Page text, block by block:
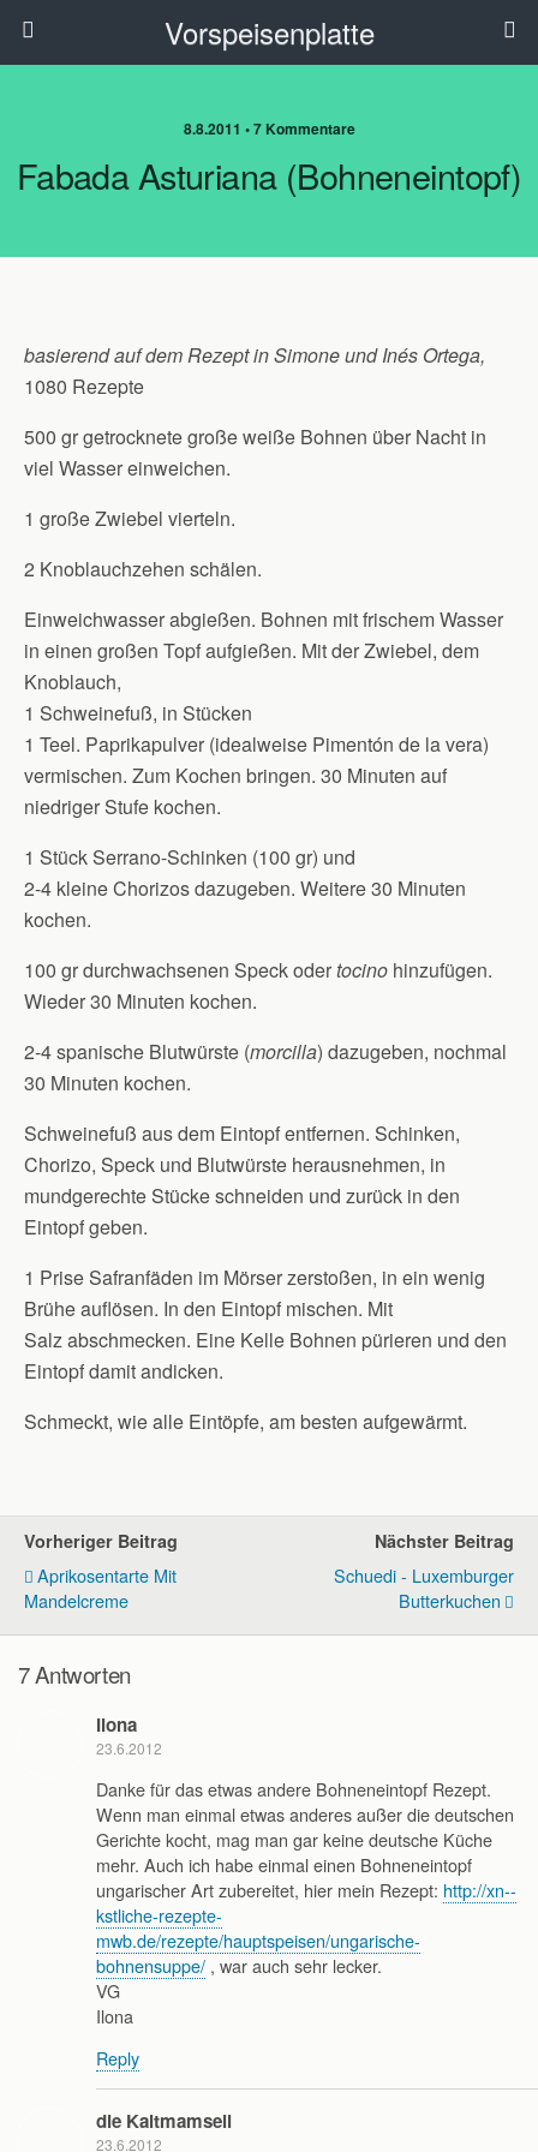
Vorspeisenplatte
8.8.2011 • 7 Kommentare
Fabada Asturiana (Bohneneintopf)
basierend auf dem Rezept in Simone und Inés Ortega,
1080 Rezepte
500 gr getrocknete große weiße Bohnen über Nacht in
viel Wasser einweichen.
1 große Zwiebel vierteln.
2 Knoblauchzehen schälen.
Einweichwasser abgießen. Bohnen mit frischem Wasser
in einen großen Topf aufgießen. Mit der Zwiebel, dem
Knoblauch,
1 Schweinefuß, in Stücken
1 Teel. Paprikapulver (idealweise Pimentón de la vera)
vermischen. Zum Kochen bringen. 30 Minuten auf
niedriger Stufe kochen.
1 Stück Serrano-Schinken (100 gr) und
2-4 kleine Chorizos dazugeben. Weitere 30 Minuten
kochen.
100 gr durchwachsenen Speck odertocino hinzufügen.
Wieder 30 Minuten kochen.
2-4 spanische Blutwürste (morcilla) dazugeben, nochmal
30 Minuten kochen.
Schweinefuß aus dem Eintopf entfernen. Schinken,
Chorizo, Speck und Blutwürste herausnehmen, in
mundgerechte Stücke schneiden und zurück in den
Eintopf geben.
1 Prise Safranfäden im Mörser zerstoßen, in ein wenig
Brühe auflösen. In den Eintopf mischen. Mit
Salz abschmecken. Eine Kelle Bohnen pürieren und den
Eintopf damit andicken.
Schmeckt, wie alle Eintöpfe, am besten aufgewärmt.
Vorheriger Beitrag
Aprikosentarte Mit
Mandelcreme
Nächster Beitrag
Schuedi - Luxemburger
Butterkuchen
7 Antworten
Ilona
23.6.2012
Danke für das etwas andere Bohneneintopf Rezept.
Wenn man einmal etwas anderes außer die deutschen
Gerichte kocht, mag man gar keine deutsche Küche
mehr. Auch ich habe einmal einen Bohneneintopf
ungarischer Art zubereitet, hier mein Rezept: http://xn--
kstliche-rezepte-
mwb.de/rezepte/hauptspeisen/ungarische-
bohnensuppe/ , war auch sehr lecker.
VG
Ilona
Reply
die Kaltmamsell
23.6.2012